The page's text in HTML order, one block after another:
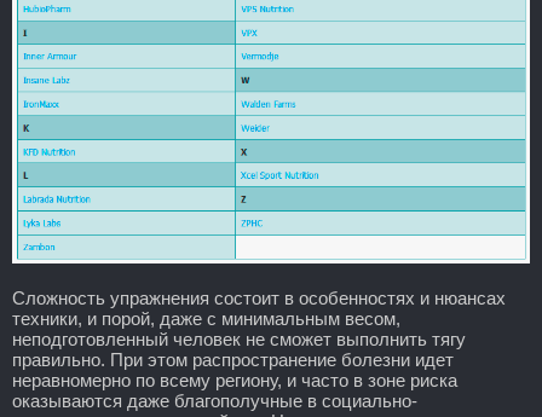
Сложность упражнения состоит в особенностях и нюансах
техники, и порой, даже с минимальным весом,
неподготовленный человек не сможет выполнить тягу
правильно. При этом распространение болезни идет
неравномерно по всему региону, и часто в зоне риска
оказываются даже благополучные в социально-